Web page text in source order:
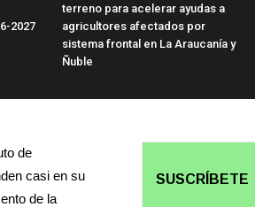
2027
terreno para acelerar ayudas a
agricultores afectados por
sistema frontal en La Araucanía y
Ñuble
de
casi en su
de la
SUSCRÍBETE